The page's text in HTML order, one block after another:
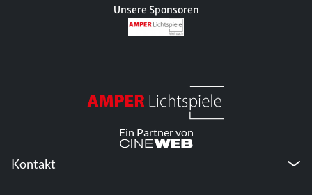
Unsere Sponsoren
Ein Partner von
Kontakt